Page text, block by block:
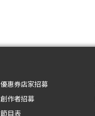
優惠券店家招募
創作者招募
節目表